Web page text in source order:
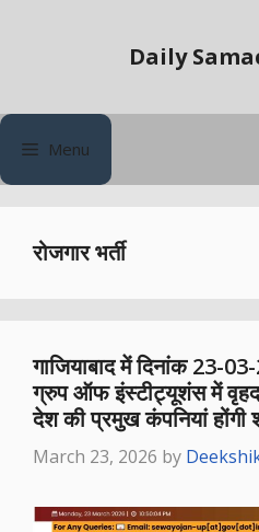
Daily
Menu
रोजगार भर्ती
गाजियाबाद में दिनांक 23-
ग्रुप ऑफ इंस्टीट्यूशंस में
देश की प्रमुख कंपनियां होंगी
March 23, 2026 by